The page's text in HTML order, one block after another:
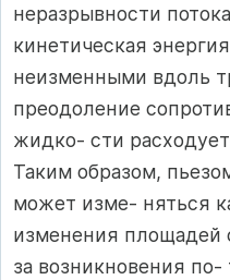
неразрывности
кинетическая
неизменными вдоль
преодоление
жидко- сти
Таким образом,
может изме- няться
изменения площадей
за возникновения по-